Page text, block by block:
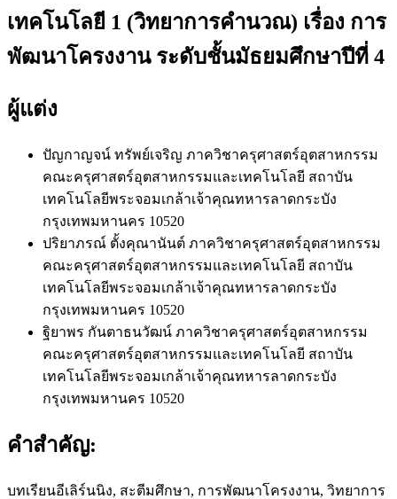
เทคโนโลยี 1 (วิทยาการคำนวณ) เรื่อง การ
พัฒนาโครงงาน ระดับชั้นมัธยมศึกษาปีที่ 4
ผู้แต่ง
ปัญกาญจน์ ทรัพย์เจริญ ภาควิชาครุศาสตร์อุตสาหกรรม
คณะครุศาสตร์อุตสาหกรรมและเทคโนโลยี สถาบัน
เทคโนโลยีพระจอมเกล้าเจ้าคุณทหารลาดกระบัง
กรุงเทพมหานคร 10520
ปริยาภรณ์ ตั้งคุณานันต์ ภาควิชาครุศาสตร์อุตสาหกรรม
คณะครุศาสตร์อุตสาหกรรมและเทคโนโลยี สถาบัน
เทคโนโลยีพระจอมเกล้าเจ้าคุณทหารลาดกระบัง
กรุงเทพมหานคร 10520
ฐิยาพร กันตาธนวัฒน์ ภาควิชาครุศาสตร์อุตสาหกรรม
คณะครุศาสตร์อุตสาหกรรมและเทคโนโลยี สถาบัน
เทคโนโลยีพระจอมเกล้าเจ้าคุณทหารลาดกระบัง
กรุงเทพมหานคร 10520
คำสำคัญ:
บทเรียนอีเลิร์นนิง, สะตีมศึกษา, การพัฒนาโครงงาน, วิทยาการ